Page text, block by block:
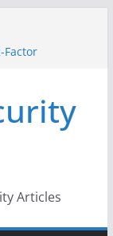
Factor
Threat’ for
Chunk of
Your Face Is
Articles